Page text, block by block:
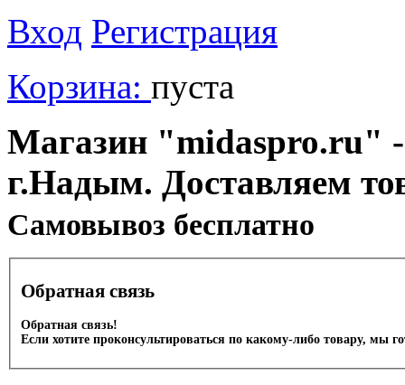
Вход Регистрация
Корзина: пуста
Магазин "midaspro.ru" -
г.Надым. Доставляем
Cамовывоз бесплатно
Обратная связь
Обратная связь!
Если хотите проконсультироваться по какому-либо товару, мы